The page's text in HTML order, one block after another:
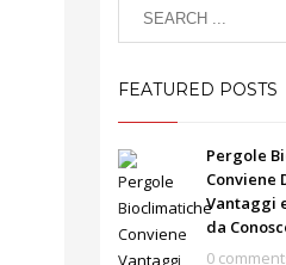
FEATURED POSTS
Pergole
Conviene
Vantaggi
da
0